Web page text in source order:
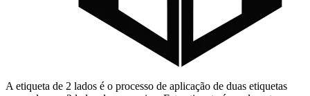
A etiqueta de 2 lados é o processo de aplicação de duas etiquetas